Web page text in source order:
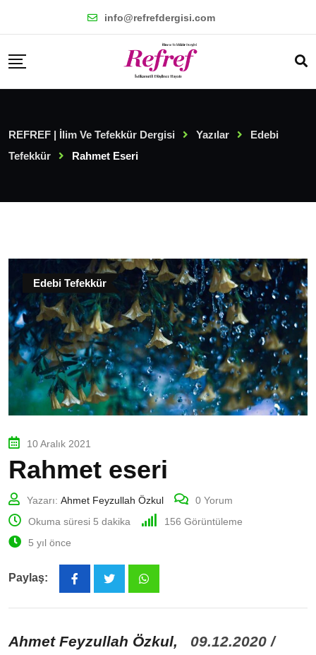
content
info@refrefdergisi.com
REFREF | İlim Ve Tefekkür Dergisi Yazılar
Edebi
Tefekkür
Rahmet Eseri
Edebi Tefekkür
10 Aralık 2021
Rahmet eseri
Yazarı: Ahmet Feyzullah Özkul 0 Yorum
Okuma süresi 5 dakika
156 Görüntüleme
5 yıl önce
Paylaş:
Ahmet Feyzullah Özkul, 09.12.2020 /